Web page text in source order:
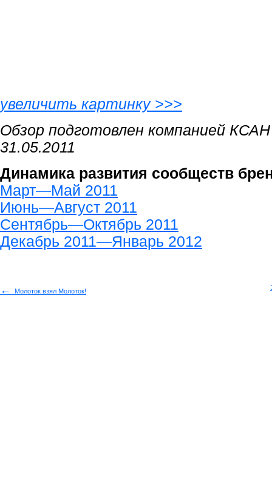
увеличить картинку >>>
Обзор подготовлен компанией КСАН
31.05.2011
Динамика развития сообществ
Март—Май 2011
Июнь—Август 2011
Сентябрь—Октябрь 2011
Декабрь 2011—Январь 2012
← Молоток взял Молоток!